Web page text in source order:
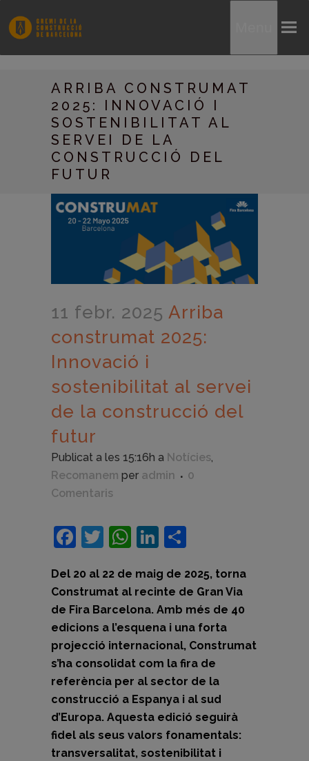
ARRIBA CONSTRUMAT
2025: INNOVACIÓ I
SOSTENIBILITAT AL
SERVEI DE LA
CONSTRUCCIÓ DEL
FUTUR
11 febr. 2025 Arriba
construmat 2025:
Innovació i
sostenibilitat al servei
de la construcció del
futur
Publicat a les 15:16h a Notícies,
Recomanem per admin
0
Comentaris
Facebook
Twitter
WhatsApp
LinkedIn
Del 20 al 22 de maig de 2025, torna
Construmat al recinte de Gran Via
de Fira Barcelona. Amb més de 40
edicions a l’esquena i una forta
projecció internacional, Construmat
s’ha consolidat com la fira de
referència per al sector de la
construcció a Espanya i al sud
d’Europa. Aquesta edició seguirà
fidel als seus valors fonamentals:
transversalitat, sostenibilitat i